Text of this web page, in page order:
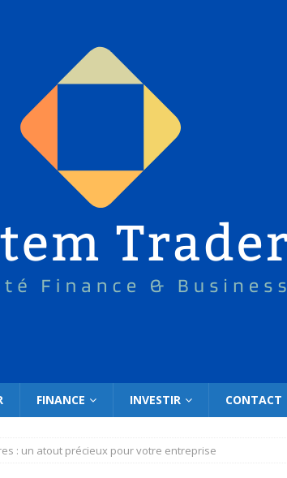
FINANCE INVESTIR CONTACT
: un atout précieux pour votre entreprise